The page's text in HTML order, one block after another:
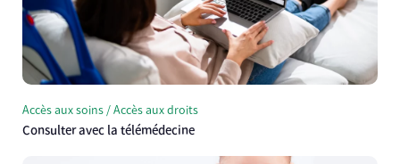
Accès aux soins / Accès aux droits
Consulter avec la télémédecine